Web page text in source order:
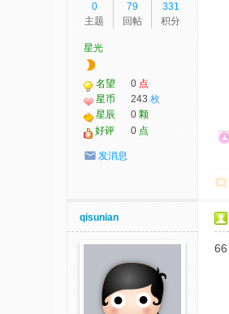
0
主题
79
回帖
331
积分
星光
名望 0 点
星币
243 枚
星辰
0 颗
好评
0 点
发消息
qisunian
66